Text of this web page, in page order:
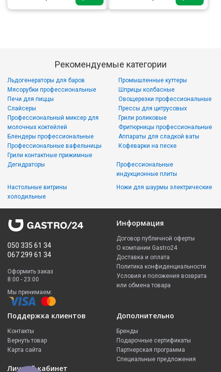
Рекомендуемые категории
Льдогенераторы для баров
Мясорубки профессиональные
Печи для пиццы
Слайсеры
Промышленные куттеры
Шприцы колбасные
Овощерезки профессиональные
Прессы для цитрусовых
Профессиональный миксер для
молочных коктейлей
Блендеры профессиональные
Профессиональные вафельницы
Грили контактные прижимные
Грили роликовые
Фритюрницы профессиональные
Аппараты для сладкой ваты
Кофеварки на песке
Дегидраторы
Настольные витрины
холодильные
Профессиональные
индукционные плиты
Ножи для шаурмы электрические
050 335 61 34
067 299 61 34
Оформить заказ
8:00 - 23:00
Мы принимаем:
Информация
Договор публичной оферты
О компании Gastro24
Доставка и оплата
Политика конфиденциальности
Условия и положения возврата
или обмена товара
Поддержка клиентов
Контакты
Вернуть товар
Карта сайта
Дополнительно
Бренды
Подарочные сертификаты
Партнерская программа
Специальные предложения
Личный кабинет